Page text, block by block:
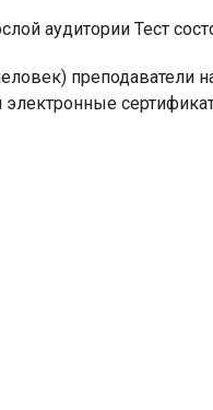
аудитории Тест
преподаватели
электронные